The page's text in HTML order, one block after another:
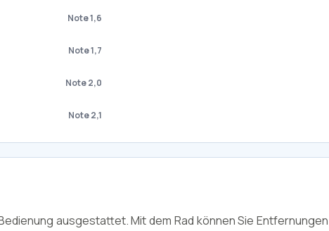
Note 1,6
Note 1,7
Note 2,0
Note 2,1
ausgestattet. Mit dem Rad können Sie Entfernungen